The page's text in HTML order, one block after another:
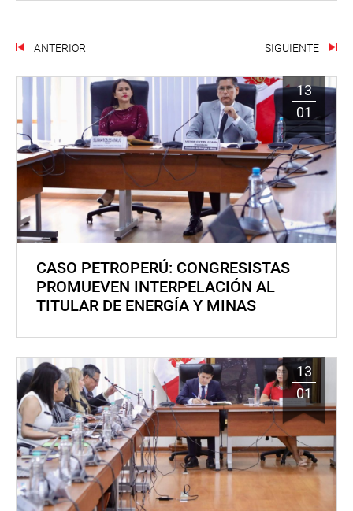
ANTERIOR SIGUIENTE
13
01
CASO PETROPERÚ: CONGRESISTAS
PROMUEVEN INTERPELACIÓN AL
TITULAR DE ENERGÍA Y MINAS
13
01